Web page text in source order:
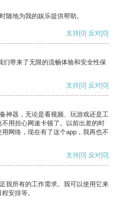
随地为我的娱乐提供帮助。
支持[0] 反对[0]
带来了无限的流畅体验和安全性保
支持[0] 反对[0]
神器，无论是看视频、玩游戏还是工
用担心网速卡顿了。以前出差的时
网络，现在有了这个app，我再也不
支持[0] 反对[0]
我所有的工作需求。我可以使用它来
安排等。